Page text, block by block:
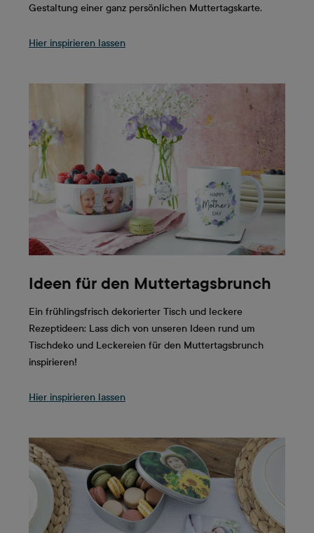
Gestaltung einer ganz persönlichen Muttertagskarte.
Hier inspirieren lassen
Ideen für den Muttertagsbrunch
Ein frühlingsfrisch dekorierter Tisch und leckere
Rezeptideen: Lass dich von unseren Ideen rund um
Tischdeko und Leckereien für den Muttertagsbrunch
inspirieren!
Hier inspirieren lassen